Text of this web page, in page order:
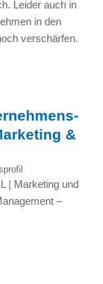
Leider auch in
in den
verschärfen.
&
| Marketing und
–